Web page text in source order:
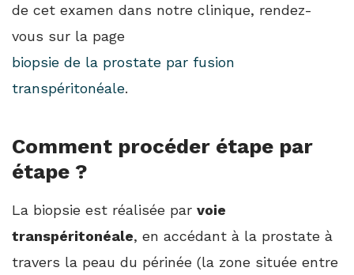
de cet examen dans notre clinique, rendez-
vous sur la page
biopsie de la prostate par fusion
transpéritonéale.
Comment procéder étape par
étape ?
La biopsie est réalisée par voie
transpéritonéale, en accédant à la prostate à
travers la peau du périnée (la zone située entre